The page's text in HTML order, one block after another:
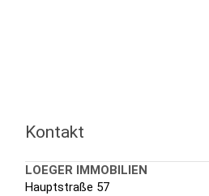
Kontakt
LOEGER IMMOBILIEN
Hauptstraße 57